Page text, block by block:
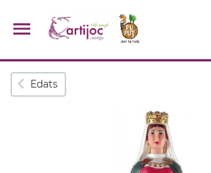
Cerques populars
trencaclosques
tinkering
Edats